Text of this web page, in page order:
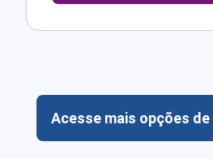
Acesse mais opções